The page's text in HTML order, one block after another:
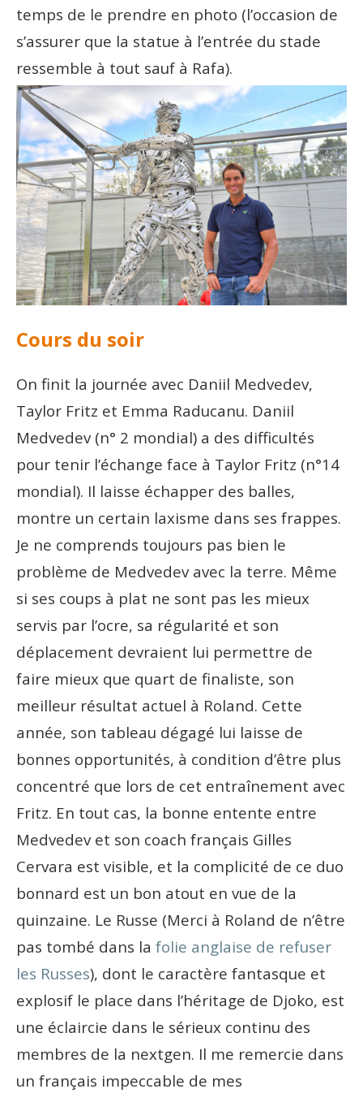
temps de le prendre en photo (l’occasion de
s’assurer que la statue à l’entrée du stade
ressemble à tout sauf à Rafa).
Cours du soir
On finit la journée avec Daniil Medvedev,
Taylor Fritz et Emma Raducanu. Daniil
Medvedev (n° 2 mondial) a des difficultés
pour tenir l’échange face à Taylor Fritz (n°14
mondial). Il laisse échapper des balles,
montre un certain laxisme dans ses frappes.
Je ne comprends toujours pas bien le
problème de Medvedev avec la terre. Même
si ses coups à plat ne sont pas les mieux
servis par l’ocre, sa régularité et son
déplacement devraient lui permettre de
faire mieux que quart de finaliste, son
meilleur résultat actuel à Roland. Cette
année, son tableau dégagé lui laisse de
bonnes opportunités, à condition d’être plus
concentré que lors de cet entraînement avec
Fritz. En tout cas, la bonne entente entre
Medvedev et son coach français Gilles
Cervara est visible, et la complicité de ce duo
bonnard est un bon atout en vue de la
quinzaine. Le Russe (Merci à Roland de n’être
pas tombé dans la folie anglaise de refuser
les Russes), dont le caractère fantasque et
explosif le place dans l’héritage de Djoko, est
une éclaircie dans le sérieux continu des
membres de la nextgen. Il me remercie dans
un français impeccable de mes